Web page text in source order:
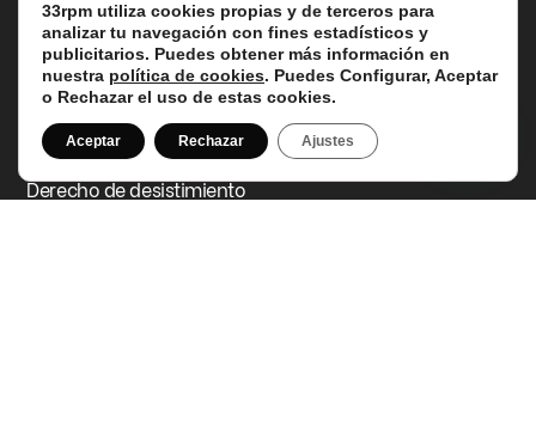
Información legal
Aviso legal
Política de privacidad
Política de cookies
Política de devoluciones y reembolsos
Derecho de desistimiento
33rpm utiliza cookies propias y de terceros para
analizar tu navegación con fines estadísticos y
publicitarios. Puedes obtener más información en
nuestra política de cookies. Puedes Configurar, Aceptar
o Rechazar el uso de estas cookies.
Aceptar Rechazar Ajustes